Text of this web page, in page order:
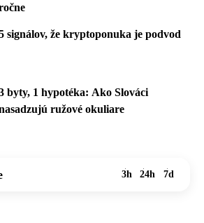
signálov, že kryptoponuka je podvod
byty, 1 hypotéka: Ako Slováci
ružové okuliare
3h 24h 7d